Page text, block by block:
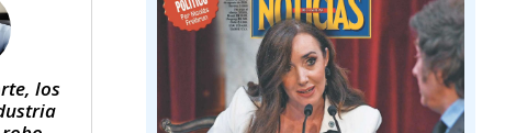
los